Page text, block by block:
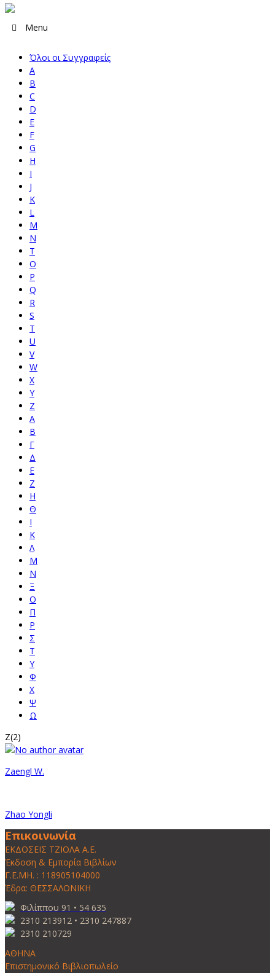
Menu
Όλοι οι Συγγραφείς
A
B
C
D
E
F
G
H
I
J
K
L
M
N
T
O
P
Q
R
S
T
U
V
W
X
Y
Z
Α
Β
Γ
Δ
Ε
Ζ
Η
Θ
Ι
Κ
Λ
Μ
Ν
Ξ
Ο
Π
Ρ
Σ
Τ
Υ
Φ
Χ
Ψ
Ω
Z(2)
Zaengl W.
Zhao Yongli
Επικοινωνία
ΕΚΔΟΣΕΙΣ ΤΖΙΟΛΑ Α.Ε.
Έκδοση & Εμπορία Βιβλίων
Γ.Ε.ΜΗ. : 118905104000
Έδρα: ΘΕΣΣΑΛΟΝΙΚΗ
Φιλίππου 91 • 54 635
2310 213912 • 2310 247887
2310 210729
ΑΘΗΝΑ
Επιστημονικό Βιβλιοπωλείο